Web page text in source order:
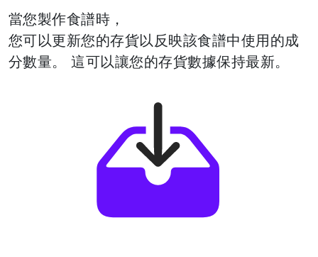
當您製作食譜時，
您可以更新您的存貨以反映該食譜中使用的成
分數量。這可以讓您的存貨數據保持最新。